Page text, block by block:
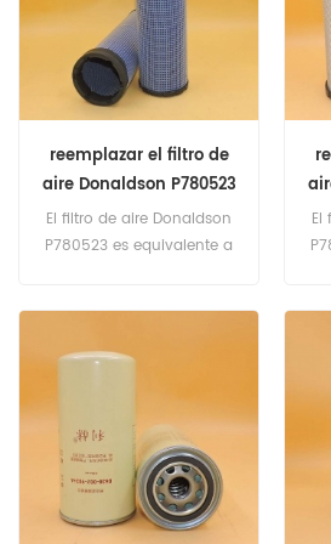
reemplazar el filtro de
aire Donaldson P780523
El filtro de aire Donaldson
P780523 es equivalente a
JCB 32/925402, New
11110284, CAT 206-5235,
John Deere RE171236.
Número de pieza: P780523
Nombre de la parte: Filtro
de aire Reemplace la
El